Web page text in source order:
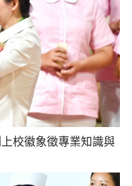
校徽象徵專業知識與